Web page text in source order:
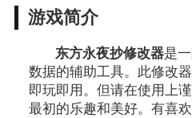
游戏简介
东方永夜抄修改器是
数据的辅助工具。此修改
即玩即用。但请在使用上
最初的乐趣和美好。有喜